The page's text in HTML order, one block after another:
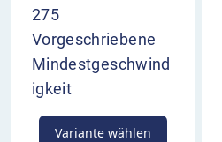
275
Vorgeschriebene
Mindestgeschwind
igkeit
Variante wählen